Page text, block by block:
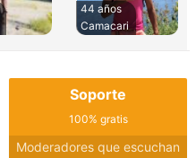
44 años
Camacari
Soporte
100% gratis
Moderadores que escuchan